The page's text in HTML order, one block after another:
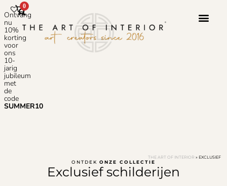
Ontvang
nu
10%
korting
voor
ons
10-
jarig
jubileum
met
de
code
SUMMER10
0
THE ART OF INTERIOR » EXCLUSIEF
ONTDEK ONZE COLLECTIE
Exclusief schilderijen